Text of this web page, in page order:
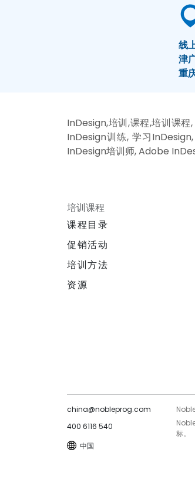
线
津
重
InDesign,培训,课程,培训课
InDesign训练, 学习
InDesign培训师, Adobe
培训课程
课程目录
促销活动
培训方法
资源
china@nobleprog.com
400 6116 540
中国
标。